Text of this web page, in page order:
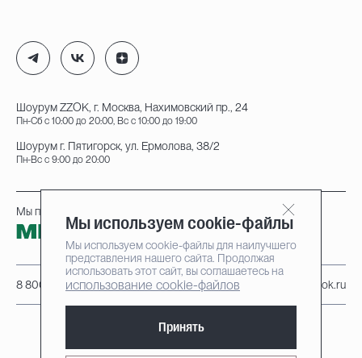
Шоурум ZZOK, г. Москва, Нахимовский пр., 24
Пн-Сб с 10:00 до 20:00, Вс с 10:00 до 19:00
Шоурум г. Пятигорск, ул. Ермолова, 38/2
Пн-Вс с 9:00 до 20:00
8 800 222-95-25 info@zzok.ru
Мы принимаем к оплате:
Мы используем cookie-файлы
Мы используем cookie-файлы для наилучшего
представления нашего сайта. Продолжая
использовать этот сайт, вы соглашаетесь на
использование cookie-файлов
Принять